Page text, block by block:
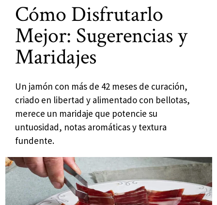
Cómo Disfrutarlo
Mejor: Sugerencias y
Maridajes
Un jamón con más de 42 meses de curación,
criado en libertad y alimentado con bellotas,
merece un maridaje que potencie su
untuosidad, notas aromáticas y textura
fundente.